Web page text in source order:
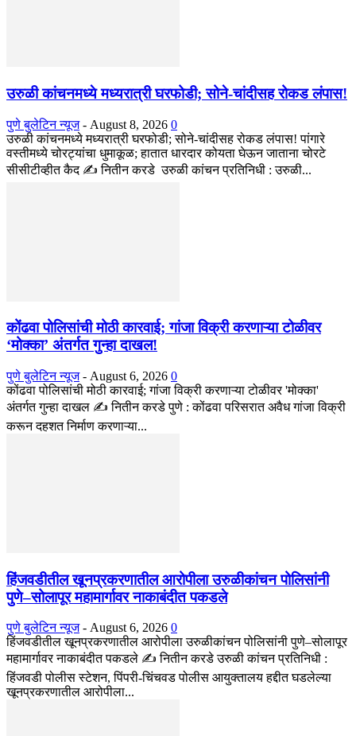
उरुळी कांचनमध्ये मध्यरात्री घरफोडी; सोने-चांदीसह रोकड लंपास!
पुणे बुलेटिन न्यूज - August 8, 2026 0
उरुळी कांचनमध्ये मध्यरात्री घरफोडी; सोने-चांदीसह रोकड लंपास! पांगारे
वस्तीमध्ये चोरट्यांचा धुमाकूळ; हातात धारदार कोयता घेऊन जाताना चोरटे
सीसीटीव्हीत कैद ✍️ नितीन करडे उरुळी कांचन प्रतिनिधी : उरुळी...
कोंढवा पोलिसांची मोठी कारवाई; गांजा विक्री करणाऱ्या टोळीवर
‘मोक्का’ अंतर्गत गुन्हा दाखल!
पुणे बुलेटिन न्यूज - August 6, 2026 0
कोंढवा पोलिसांची मोठी कारवाई; गांजा विक्री करणाऱ्या टोळीवर 'मोक्का'
अंतर्गत गुन्हा दाखल ✍️ नितीन करडे पुणे : कोंढवा परिसरात अवैध गांजा विक्री
करून दहशत निर्माण करणाऱ्या...
हिंजवडीतील खूनप्रकरणातील आरोपीला उरुळीकांचन पोलिसांनी
पुणे–सोलापूर महामार्गावर नाकाबंदीत पकडले
पुणे बुलेटिन न्यूज - August 6, 2026 0
हिंजवडीतील खूनप्रकरणातील आरोपीला उरुळीकांचन पोलिसांनी पुणे–सोलापूर
महामार्गावर नाकाबंदीत पकडले ✍️ नितीन करडे उरुळी कांचन प्रतिनिधी :
हिंजवडी पोलीस स्टेशन, पिंपरी-चिंचवड पोलीस आयुक्तालय हद्दीत घडलेल्या
खूनप्रकरणातील आरोपीला...